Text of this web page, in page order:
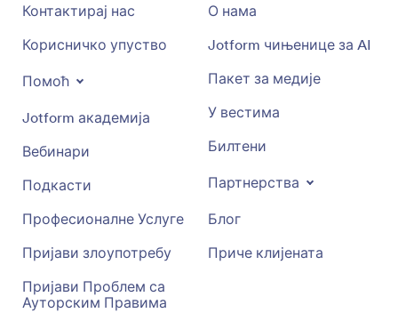
Контактирај нас
Корисничко упуство
Помоћ
Jotform академија
Вебинари
Подкасти
Професионалне Услуге
Пријави злоупотребу
Пријави Проблем са
Ауторским Правима
О нама
Jotform чињенице за AI
Пакет за медије
У вестима
Билтени
Партнерства
Блог
Приче клијената